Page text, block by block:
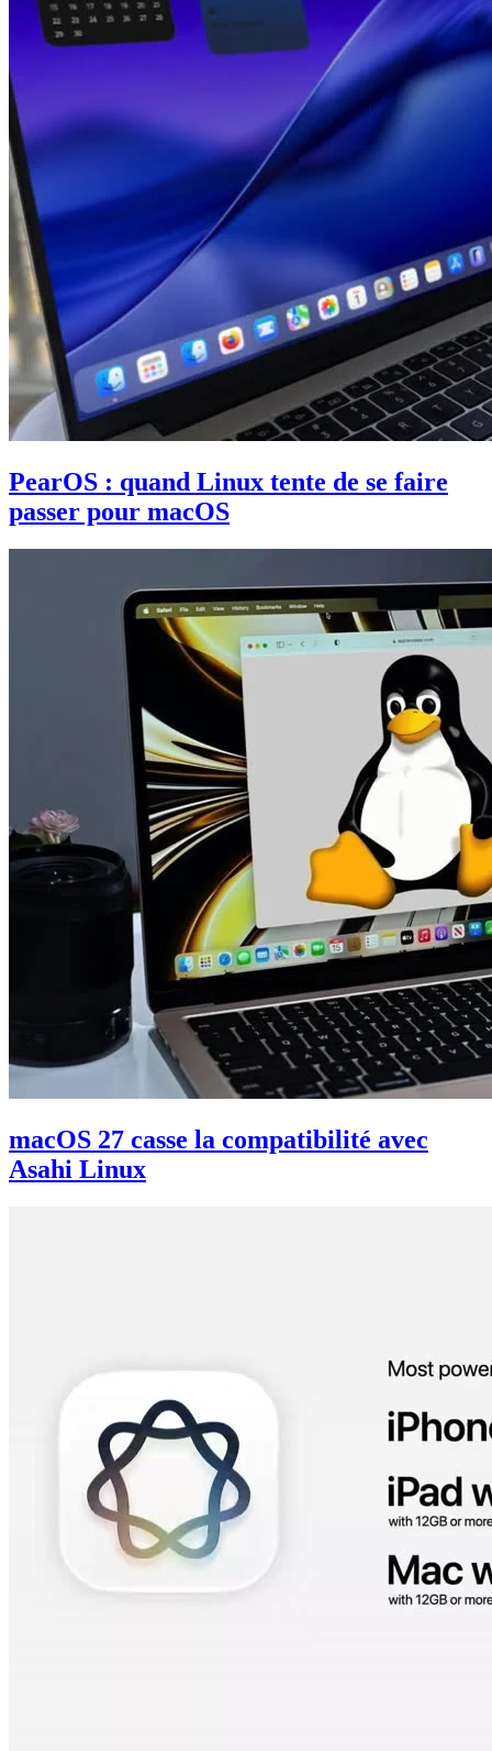
PearOS : quand Linux tente de se faire
passer pour macOS
macOS 27 casse la compatibilité avec
Asahi Linux